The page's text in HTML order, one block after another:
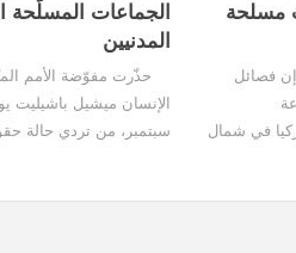
مسلحة
فصائل
في شمال
الجماعات المسلّحة
المدنيين
حذّرت مفوّضة الأمم
سبتمبر، من تردي حالة